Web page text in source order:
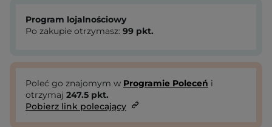
Program lojalnościowy
Po zakupie otrzymasz: 99 pkt.
Poleć go znajomym w Programie Poleceń i
otrzymaj 247.5 pkt.
Pobierz link polecający